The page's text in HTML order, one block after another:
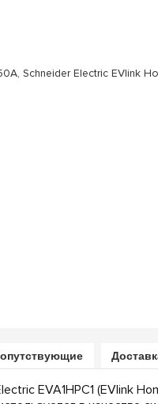
EVA1HPC1 (EVlink